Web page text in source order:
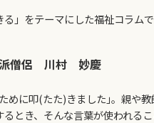
る」をテーマにした福祉コラムで
派僧侶 川村 妙慶
めに叩(たた)きました｣。親や
るとき、そんな言葉が使われる